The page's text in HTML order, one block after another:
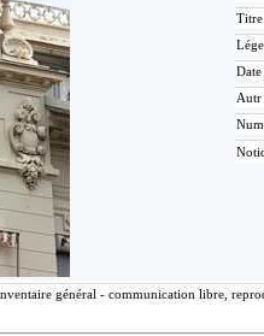
Autr
général - communication libre,